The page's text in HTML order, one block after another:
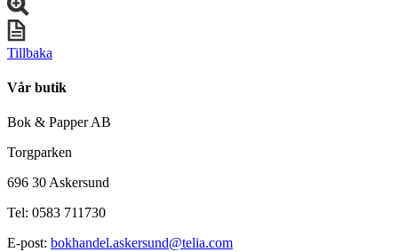
Tillbaka
Vår butik
Bok & Papper AB
Torgparken
696 30 Askersund
Tel: 0583 711730
E-post: bokhandel.askersund@telia.com